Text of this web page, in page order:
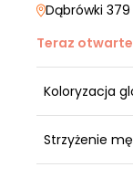
Dąbrówki 379
Teraz otwarte
Koloryzacja
Strzyżenie